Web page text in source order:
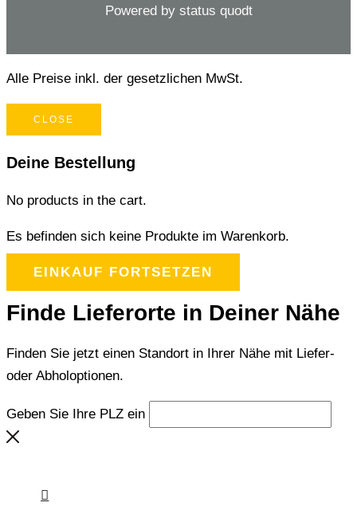
Powered by status quodt
Alle Preise inkl. der gesetzlichen MwSt.
CLOSE
Deine Bestellung
No products in the cart.
Es befinden sich keine Produkte im Warenkorb.
EINKAUF FORTSETZEN
Finde Lieferorte in Deiner Nähe
Finden Sie jetzt einen Standort in Ihrer Nähe mit Liefer-
oder Abholoptionen.
Geben Sie Ihre PLZ ein